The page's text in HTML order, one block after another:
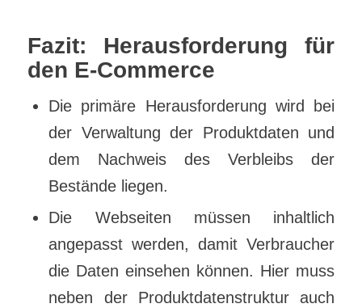
Fazit: Herausforderung für
den E-Commerce
Die primäre Herausforderung wird bei
der Verwaltung der Produktdaten und
dem Nachweis des Verbleibs der
Bestände liegen.
Die Webseiten müssen inhaltlich
angepasst werden, damit Verbraucher
die Daten einsehen können. Hier muss
neben der Produktdatenstruktur auch